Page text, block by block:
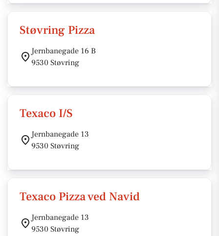
Støvring Pizza
Jernbanegade 16 B
9530 Støvring
Texaco I/S
Jernbanegade 13
9530 Støvring
Texaco Pizza ved Navid
Jernbanegade 13
9530 Støvring